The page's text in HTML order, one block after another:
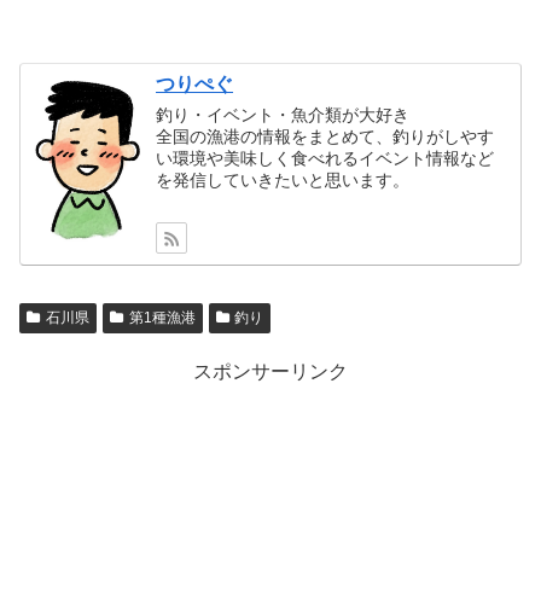
つりぺぐ
釣り・イベント・魚介類が大好き
全国の漁港の情報をまとめて、釣りがしやす
い環境や美味しく食べれるイベント情報など
を発信していきたいと思います。
石川県 第1種漁港 釣り
スポンサーリンク